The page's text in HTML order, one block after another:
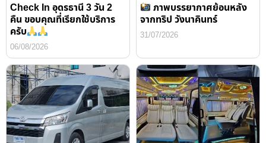
Check In อุดรธานี 3 วัน 2
คืน ขอบคุณที่เรียกใช้บริการ
ครับ
06/08/2026
ภาพบรรยากาศย้อนหลัง
จากทริป วังนาคินทร์
31/07/2026